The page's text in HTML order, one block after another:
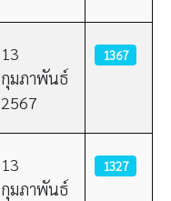
13
กุมภาพันธ์
2567
1367
13
กุมภาพันธ์
1327